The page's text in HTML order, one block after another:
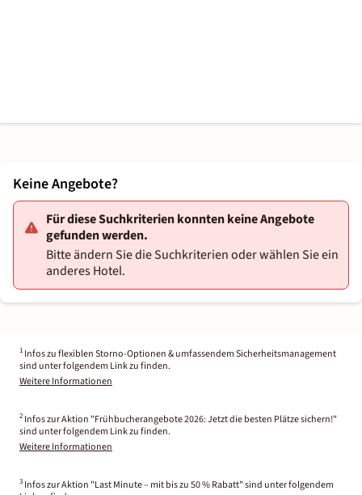
Keine Angebote?
Für diese Suchkriterien konnten keine Angebote
gefunden werden.
Bitte ändern Sie die Suchkriterien oder wählen Sie ein
anderes Hotel.
1 Infos zu flexiblen Storno-Optionen & umfassendem Sicherheitsmanagement
sind unter folgendem Link zu finden.
Weitere Informationen
2 Infos zur Aktion "Frühbucherangebote 2026: Jetzt die besten Plätze sichern!"
sind unter folgendem Link zu finden.
Weitere Informationen
3 Infos zur Aktion "Last Minute – mit bis zu 50 % Rabatt" sind unter folgendem